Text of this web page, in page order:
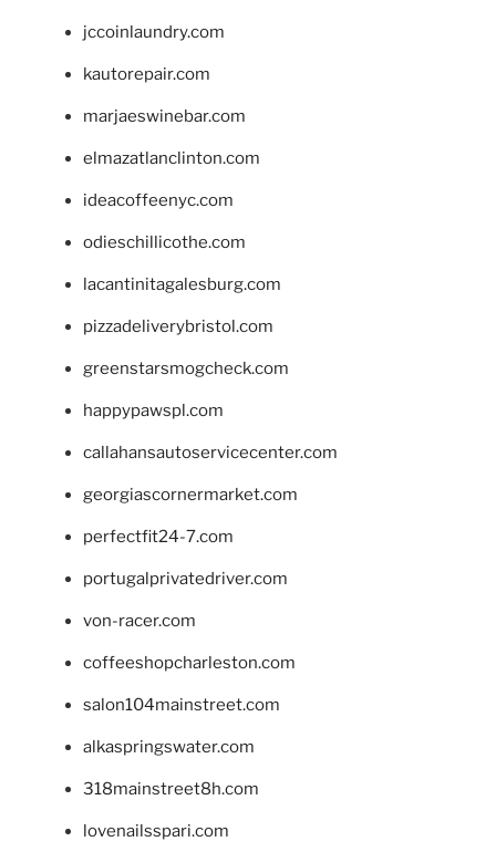
jccoinlaundry.com
kautorepair.com
marjaeswinebar.com
elmazatlanclinton.com
ideacoffeenyc.com
odieschillicothe.com
lacantinitagalesburg.com
pizzadeliverybristol.com
greenstarsmogcheck.com
happypawspl.com
callahansautoservicecenter.com
georgiascornermarket.com
perfectfit24-7.com
portugalprivatedriver.com
von-racer.com
coffeeshopcharleston.com
salon104mainstreet.com
alkaspringswater.com
318mainstreet8h.com
lovenailsspari.com